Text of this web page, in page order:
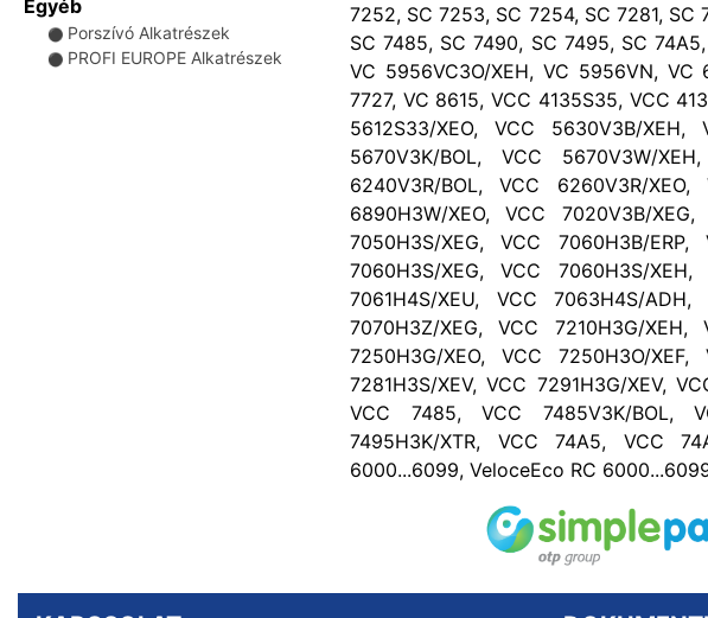
Egyéb
⚫ Porszívó Alkatrészek
⚫ PROFI EUROPE Alkatrészek
7252, SC 7253, SC 7254, SC 7281, SC
SC 7485, SC 7490, SC 7495, SC
VC 5956VC3O/XEH, VC 5956VN, VC
7727, VC 8615, VCC 4135S35, VCC
5612S33/XEO, VCC 5630V3B/
5670V3K/BOL, VCC 5670V3W/
6240V3R/BOL, VCC 6260V3R/
6890H3W/XEO, VCC 7020V3B/
7050H3S/XEG, VCC 7060H3B/
7060H3S/XEG, VCC 7060H3S/
7061H4S/XEU, VCC 7063H4S/
7070H3Z/XEG, VCC 7210H3G/
7250H3G/XEO, VCC 7250H3O/
7281H3S/XEV, VCC 7291H3G/XEV,
VCC 7485, VCC 7485V3K/BOL,
7495H3K/XTR, VCC 74A5, VCC
6000...6099, VeloceEco RC